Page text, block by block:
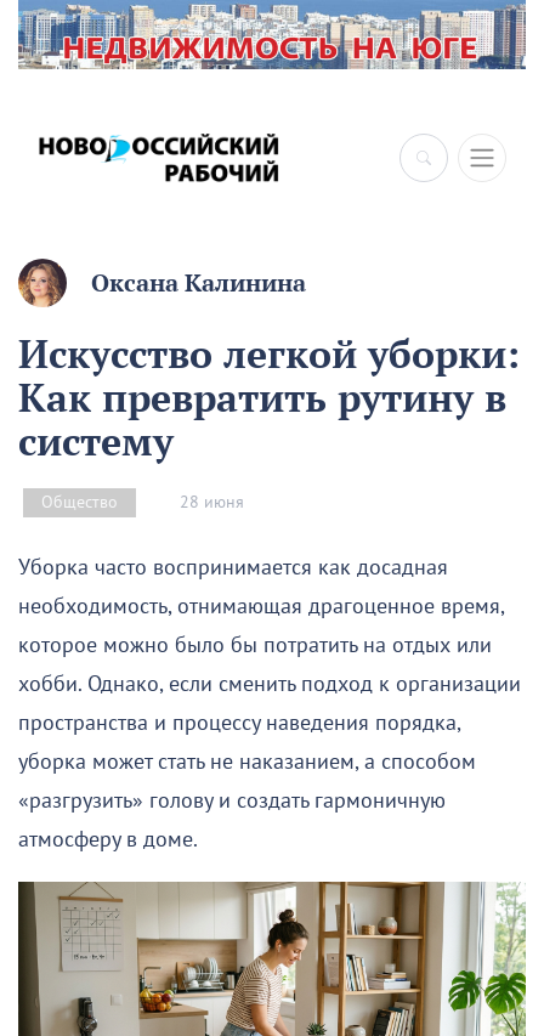
×
Оксана Калинина
Искусство легкой уборки:
Как превратить рутину в
систему
Общество 28 июня
Уборка часто воспринимается как досадная
необходимость, отнимающая драгоценное время,
которое можно было бы потратить на отдых или
хобби. Однако, если сменить подход к организации
пространства и процессу наведения порядка,
уборка может стать не наказанием, а способом
«разгрузить» голову и создать гармоничную
атмосферу в доме.